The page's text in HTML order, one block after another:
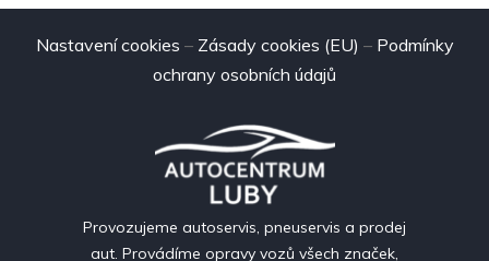
Nastavení cookies – Zásady cookies (EU) – Podmínky
ochrany osobních údajů
Provozujeme autoservis, pneuservis a prodej
aut. Provádíme opravy vozů všech značek,